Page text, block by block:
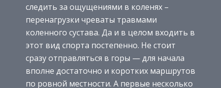
следить за ощущениями в коленях –
перенагрузки чреваты травмами
коленного сустава. Да и в целом входить в
этот вид спорта постепенно. Не стоит
сразу отправляться в горы — для начала
вполне достаточно и коротких маршрутов
по ровной местности. А первые несколько